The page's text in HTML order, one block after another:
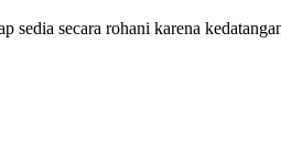
sedia secara rohani karena